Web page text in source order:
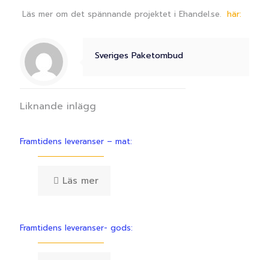
Läs mer om det spännande projektet i Ehandel.se. här:
Sveriges Paketombud
Liknande inlägg
Framtidens leveranser – mat:
Läs mer
Framtidens leveranser- gods: